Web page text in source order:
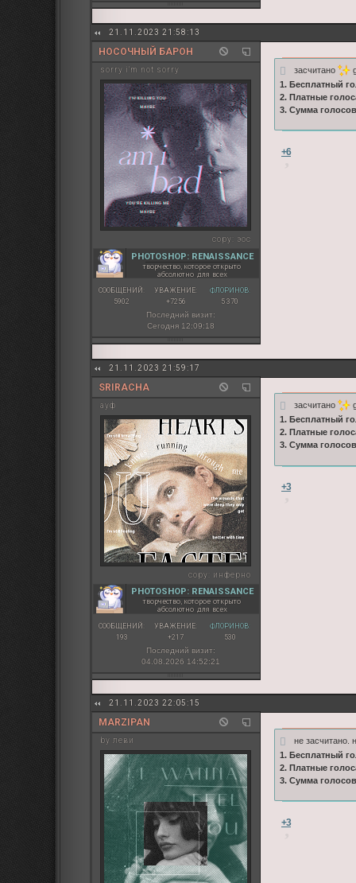
21.11.2023 21:58:13
НОСОЧНЫЙ БАРОН
sorry i'm not sorry
copy: эос
PHOTOSHOP: RENAISSANCE
творчество, которое открыто
абсолютно для всех
СООБЩЕНИЙ:
5902
УВАЖЕНИЕ:
+7256
ФЛОРИНОВ:
5 370
Последний визит:
Сегодня 12:09:18
засчитано
1. Бесплатный
2. Платные
3. Сумма
+6
21.11.2023 21:59:17
SRIRACHA
ауф
copy: инферно
PHOTOSHOP: RENAISSANCE
творчество, которое открыто
абсолютно для всех
СООБЩЕНИЙ:
193
УВАЖЕНИЕ:
+217
ФЛОРИНОВ:
530
Последний визит:
04.08.2026 14:52:21
засчитано
1. Бесплатный
2. Платные
3. Сумма
+3
21.11.2023 22:05:15
MARZIPAN
by леви
не засчитано.
1. Бесплатный
2. Платные
3. Сумма
+3